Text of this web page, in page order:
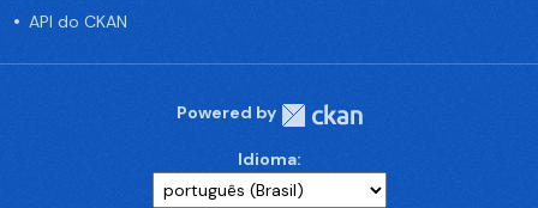
API do CKAN
Powered by
Idioma